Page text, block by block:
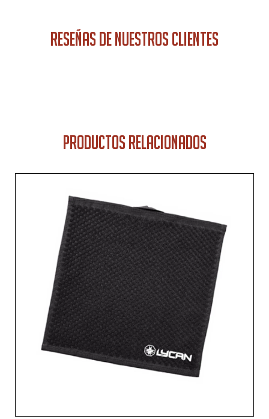
RESEÑAS DE NUESTROS CLIENTES
PRODUCTOS RELACIONADOS